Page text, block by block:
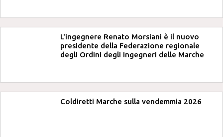
L'ingegnere Renato Morsiani è il nuovo
presidente della Federazione regionale
degli Ordini degli Ingegneri delle Marche
Coldiretti Marche sulla vendemmia 2026